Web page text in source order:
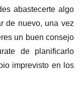
abastecerte algo
de nuevo, una vez
un buen consejo
de planificarlo
imprevisto en los